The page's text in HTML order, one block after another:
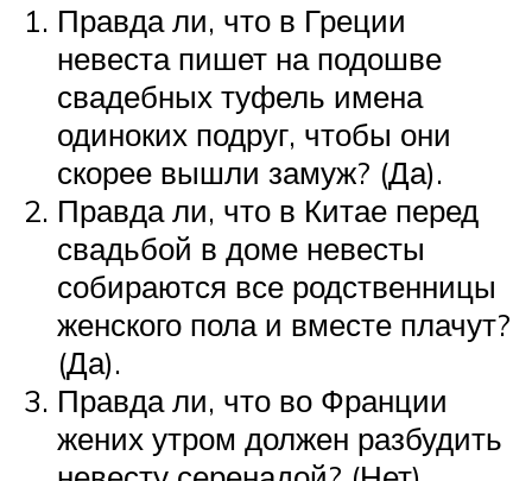
Правда ли, что в Греции
невеста пишет на подошве
свадебных туфель имена
одиноких подруг, чтобы они
скорее вышли замуж? (Да).
Правда ли, что в Китае перед
свадьбой в доме невесты
собираются все родственницы
женского пола и вместе плачут?
(Да).
Правда ли, что во Франции
жених утром должен разбудить